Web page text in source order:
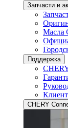
Запчасти и
Масла
Поддержка
CHERY